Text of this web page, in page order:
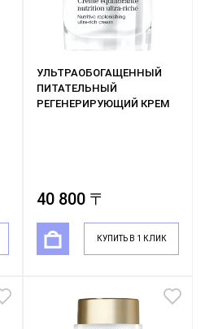
УЛЬТРАОБОГАЩЕННЫЙ
ПИТАТЕЛЬНЫЙ
РЕГЕНЕРИРУЮЩИЙ КРЕМ
40 800 〒
КУПИТЬ В 1 КЛИК